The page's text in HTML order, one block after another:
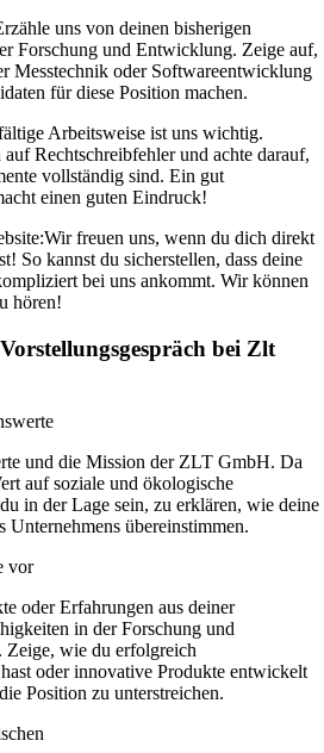
uns von deinen bisherigen
Forschung und Entwicklung. Zeige auf,
Messtechnik oder Softwareentwicklung
für diese Position machen.
Arbeitsweise ist uns wichtig.
Rechtschreibfehler und achte darauf,
vollständig sind. Ein gut
einen guten Eindruck!
Wir freuen uns, wenn du dich direkt
So kannst du sicherstellen, dass deine
bei uns ankommt. Wir können
hören!
bei Zlt
und die Mission der ZLT GmbH. Da
auf soziale und ökologische
in der Lage sein, zu erklären, wie deine
Unternehmens übereinstimmen.
vor
oder Erfahrungen aus deiner
in der Forschung und
wie du erfolgreich
oder innovative Produkte entwickelt
Position zu unterstreichen.